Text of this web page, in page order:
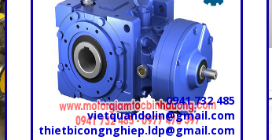
0941 732 485
vietquandolin@gmail.com
thietbicongnghiep.ldp@gmail.com